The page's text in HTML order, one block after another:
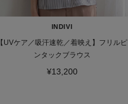
INDIVI
【UVケア／吸汗速乾／着映え】フリルピ
ンタックブラウス
¥13,200